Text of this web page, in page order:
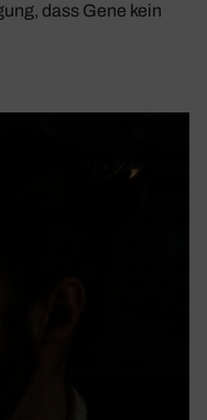
dass Gene kein